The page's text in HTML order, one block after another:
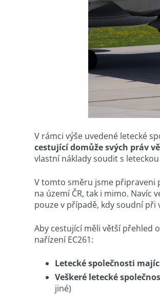
V rámci výše uvedené letecké
cestující domůže svých práv
vlastní náklady soudit s
V tomto směru jsme připraveni
na území ČR, tak i mimo. Navíc
pouze v případě, kdy soudní při
Aby cestující měli větší přehled
nařízení EC261:
Letecké společnosti
Veškeré letecké
jiné)